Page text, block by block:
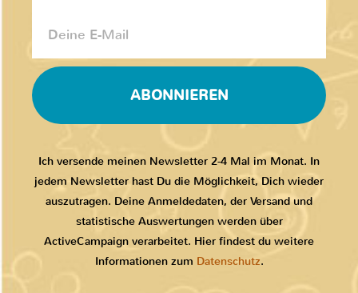
ABONNIEREN
Ich versende meinen Newsletter 2-4 Mal im Monat. In
jedem Newsletter hast Du die Möglichkeit, Dich wieder
auszutragen. Deine Anmeldedaten, der Versand und
statistische Auswertungen werden über
ActiveCampaign verarbeitet. Hier findest du weitere
Informationen zum Datenschutz.